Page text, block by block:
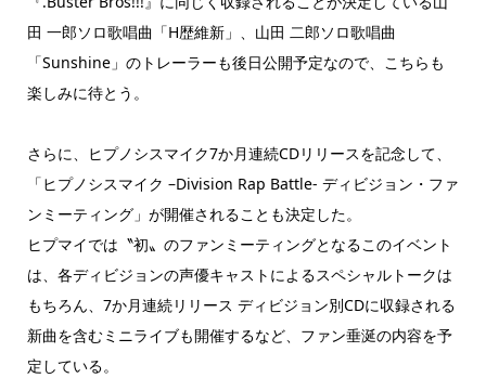
田 一郎ソロ歌唱曲「H歴維新」、山田 二郎ソロ歌唱曲
「Sunshine」のトレーラーも後日公開予定なので、こちらも
楽しみに待とう。
さらに、ヒプノシスマイク7か月連続CDリリースを記念して、
「ヒプノシスマイク –Division Rap Battle- ディビジョン・ファ
ンミーティング」が開催されることも決定した。
ヒプマイでは〝初〟のファンミーティングとなるこのイベント
は、各ディビジョンの声優キャストによるスペシャルトークは
もちろん、7か月連続リリース ディビジョン別CDに収録される
新曲を含むミニライブも開催するなど、ファン垂涎の内容を予
定している。